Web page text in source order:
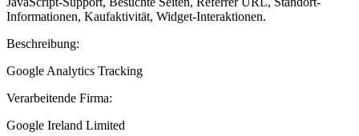
Informationen, Kaufaktivität, Widget-Interaktionen.
Beschreibung:
Google Analytics Tracking
Verarbeitende Firma:
Google Ireland Limited